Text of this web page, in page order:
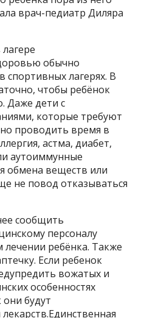
врач-педиатр Диляра
обычно
спортивных лагерях. В
чтобы ребёнок
Даже дети с
которые требуют
проводить время в
астма, диабет,
аутоиммунные
обмена веществ или
не повод отказываться
сообщить
персоналу
лечении ребёнка. Также
Если ребенок
вожатых и
особенностях
они будут